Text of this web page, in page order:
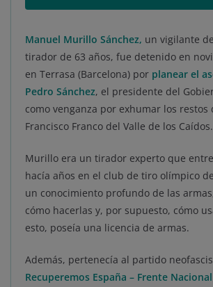
Manuel Murillo Sánchez, un vigilante
tirador de 63 años, fue detenido en
en Terrasa (Barcelona) por planear el
Pedro Sánchez, el presidente del
como venganza por exhumar los
Francisco Franco del Valle de los Caídos.
Murillo era un tirador experto que
hacía años en el club de tiro olímpico
un conocimiento profundo de las
cómo hacerlas y, por supuesto, cómo
esto, poseía una licencia de armas.
Además, pertenecía al partido
Recuperemos España – Frente